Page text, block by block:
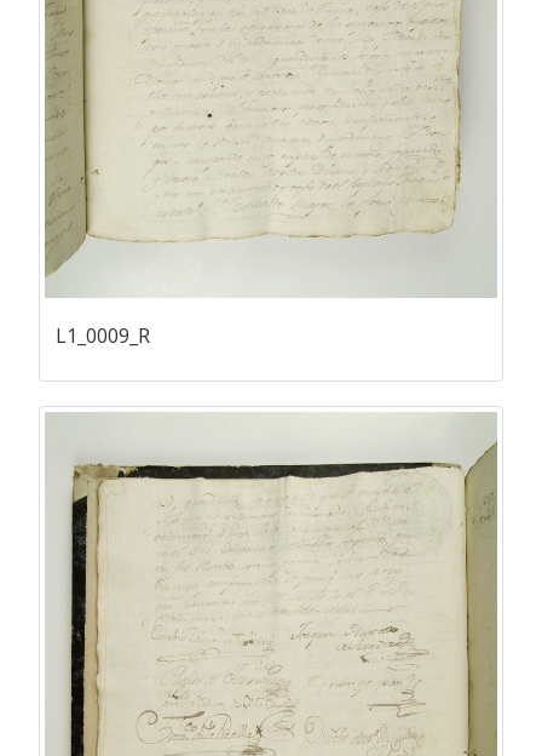
L1_0009_R